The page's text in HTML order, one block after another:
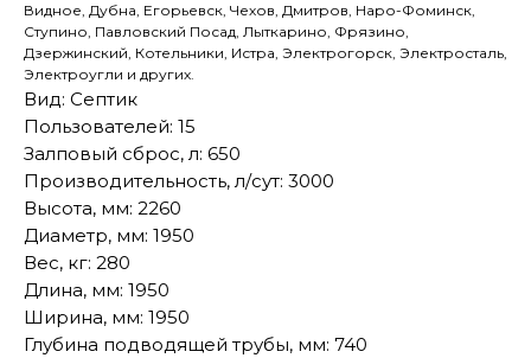
Видное, Дубна, Егорьевск, Чехов, Дмитров, Наро-Фоминск,
Ступино, Павловский Посад, Лыткарино, Фрязино,
Дзержинский, Котельники, Истра, Электрогорск, Электросталь,
Электроугли и других.
Вид: Септик
Пользователей: 15
Залповый сброс, л: 650
Производительность, л/сут: 3000
Высота, мм: 2260
Диаметр, мм: 1950
Вес, кг: 280
Длина, мм: 1950
Ширина, мм: 1950
Глубина подводящей трубы, мм: 740